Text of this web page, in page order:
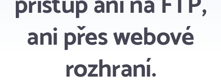
ani přes webové
rozhraní.